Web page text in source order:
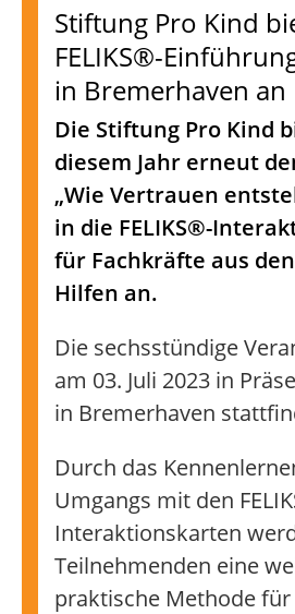
Stiftung Pro Kind
FELIKS®-
in Bremerhaven an
Die Stiftung Pro Kind
diesem Jahr erneut
„Wie Vertrauen
in die FELIKS®-
für Fachkräfte aus
Hilfen an.
Die sechsstündige
am 03. Juli 2023 in
in Bremerhaven
Durch das
Umgangs mit den
Interaktionskarten
Teilnehmenden eine
praktische Methode